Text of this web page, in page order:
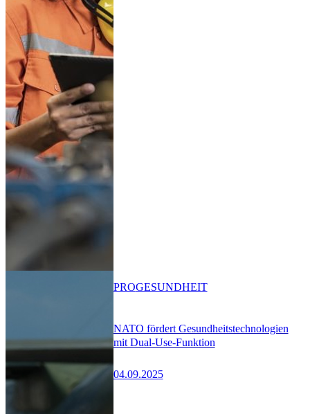
NATO fördert Gesundheitstechnologien
mit Dual-Use-Funktion
04.09.2025
PROGESUNDHEIT